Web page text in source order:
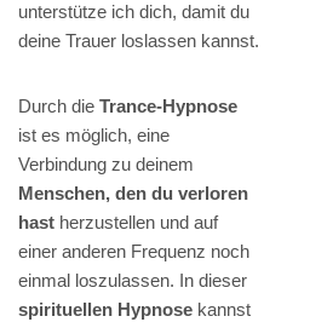
unterstütze ich dich, damit du
deine Trauer loslassen kannst.
Durch die Trance-Hypnose
ist es möglich, eine
Verbindung zu deinem
Menschen, den du verloren
hast herzustellen und auf
einer anderen Frequenz noch
einmal loszulassen. In dieser
spirituellen Hypnose kannst